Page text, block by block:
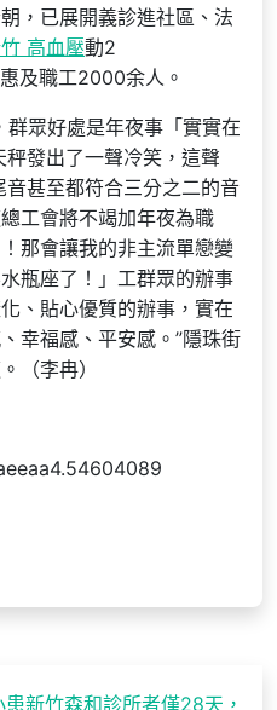
，已展開義診進社區、法
高血壓動2
及職工2000余人。
群眾好處是年夜事「實實在
秤發出了一聲冷笑，這聲
音甚至都符合三分之二的音
工會將不竭加年夜為職
那會讓我的非主流單戀變
瓶座了！」工群眾的辦事
、貼心優質的辦事，實在
幸福感、平安感。”隱珠街
（李冉）
新竹森和診所者僅28天，